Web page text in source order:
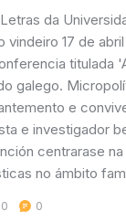
da
17 de abril
titulada
galego.
e
e investigador
centrarase
no ámbito
0 0